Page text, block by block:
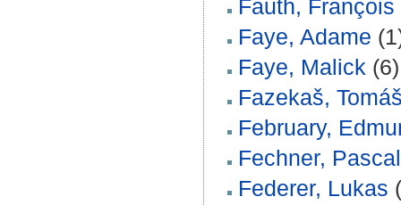
Fauth, François
Faye, Adame
Faye, Malick (6)
Fazekaš,
February,
Fechner, Pascal
Federer, Lukas